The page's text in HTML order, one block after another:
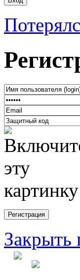
Закрыть